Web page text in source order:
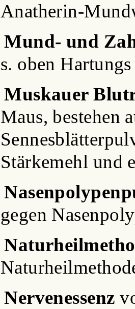
Anatherin-
Mund- und
s. oben
Muskauer
Maus, bestehen
Stärkemehl und
gegen
Nervenessenz